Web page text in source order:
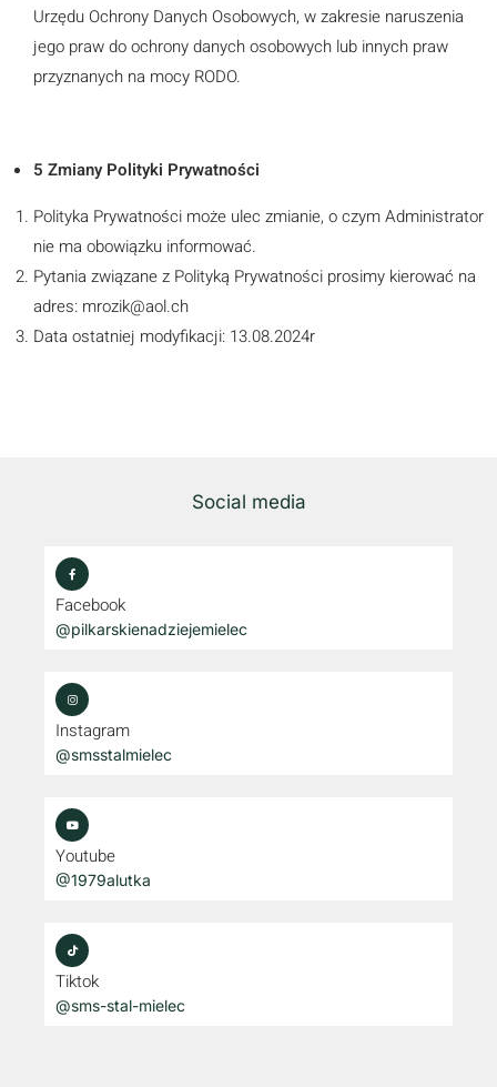
Urzędu Ochrony Danych Osobowych, w zakresie naruszenia
jego praw do ochrony danych osobowych lub innych praw
przyznanych na mocy RODO.
5 Zmiany Polityki Prywatności
Polityka Prywatności może ulec zmianie, o czym Administrator
nie ma obowiązku informować.
Pytania związane z Polityką Prywatności prosimy kierować na
adres: mrozik@aol.ch
Data ostatniej modyfikacji: 13.08.2024r
Social media
Facebook
@pilkarskienadziejemielec
Instagram
@smsstalmielec
Youtube
@1979alutka
Tiktok
@sms-stal-mielec